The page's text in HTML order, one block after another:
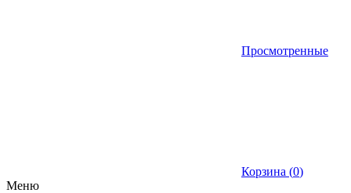
Просмотренные
Корзина (0)
Меню